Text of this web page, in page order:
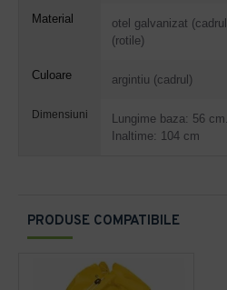
PRODUSE COMPATIBILE
Material
otel galvanizat
(rotile)
Culoare argintiu (cadrul)
Dimensiuni
Lungime baza: 56
Inaltime: 104 cm